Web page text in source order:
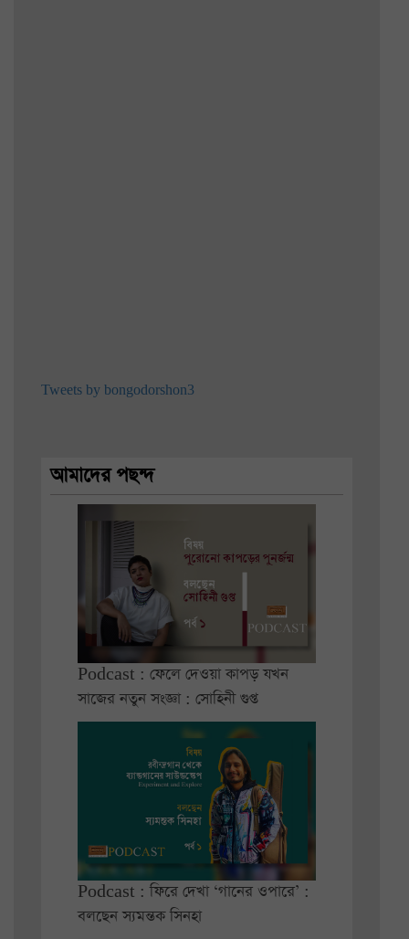
Tweets by bongodorshon3
আমাদের পছন্দ
Podcast : ফেলে দেওয়া কাপড় যখন
সাজের নতুন সংজ্ঞা : সোহিনী গুপ্ত
Podcast : ফিরে দেখা ‘গানের ওপারে’ :
বলছেন স্যমন্তক সিনহা